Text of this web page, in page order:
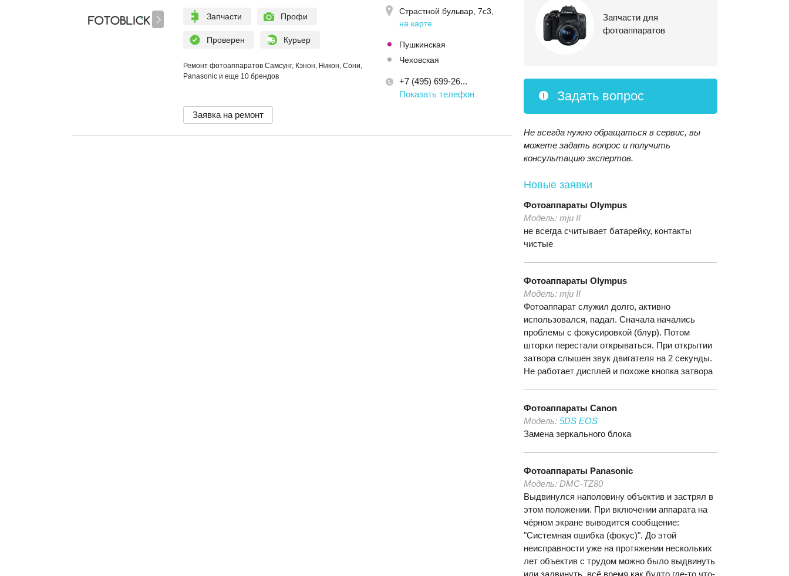
Запчасти Профи
Проверен Курьер
Ремонт фотоаппаратов Самсунг, Кэнон, Никон, Сони,
Panasonic и еще 10 брендов
Страстной бульвар, 7с3
на карте
Пушкинская
Чеховская
+7 (495) 699-26...
Показать телефон
Заявка на ремонт
Запчасти для
фотоаппаратов
Задать вопрос
Не всегда нужно обращаться в сервис, вы
можете задать вопрос и получить
консультацию экспертов.
Новые заявки
Фотоаппараты Olympus
Модель: mju II
не всегда считывает батарейку, контакты
чистые
Фотоаппараты Olympus
Модель: mju II
Фотоаппарат служил долго, активно
использовался, падал. Сначала начались
проблемы с фокусировкой (блур). Потом
шторки перестали открываться. При открытии
затвора слышен звук двигателя на 2 секунды.
Не работает дисплей и похоже кнопка затвора
Фотоаппараты Canon
Модель: 5DS EOS
Замена зеркального блока
Фотоаппараты Panasonic
Модель: DMC-TZ80
Выдвинулся наполовину объектив и застрял в
этом положении. При включении аппарата на
чёрном экране выводится сообщение:
"Системная ошибка (фокус)". До этой
неисправности уже на протяжении нескольких
лет объектив с трудом можно было выдвинуть
или задвинуть, всё время как будто где-то что-